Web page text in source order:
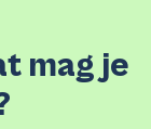
mag je